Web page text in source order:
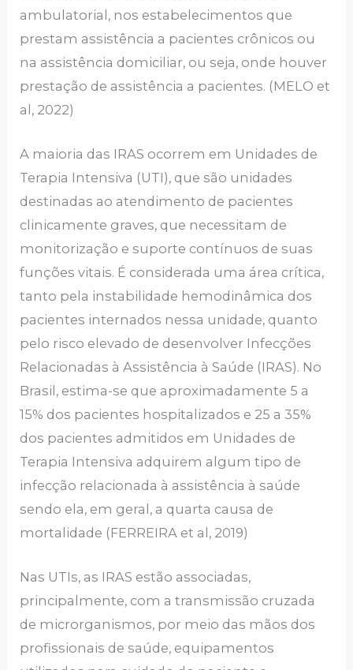
ambulatorial, nos estabelecimentos que
prestam assistência a pacientes crônicos ou
na assistência domiciliar, ou seja, onde houver
prestação de assistência a pacientes. (MELO et
al, 2022)
A maioria das IRAS ocorrem em Unidades de
Terapia Intensiva (UTI), que são unidades
destinadas ao atendimento de pacientes
clinicamente graves, que necessitam de
monitorização e suporte contínuos de suas
funções vitais. É considerada uma área crítica,
tanto pela instabilidade hemodinâmica dos
pacientes internados nessa unidade, quanto
pelo risco elevado de desenvolver Infecções
Relacionadas à Assistência à Saúde (IRAS). No
Brasil, estima-se que aproximadamente 5 a
15% dos pacientes hospitalizados e 25 a 35%
dos pacientes admitidos em Unidades de
Terapia Intensiva adquirem algum tipo de
infecção relacionada à assistência à saúde
sendo ela, em geral, a quarta causa de
mortalidade (FERREIRA et al, 2019)
Nas UTIs, as IRAS estão associadas,
principalmente, com a transmissão cruzada
de microrganismos, por meio das mãos dos
profissionais de saúde, equipamentos